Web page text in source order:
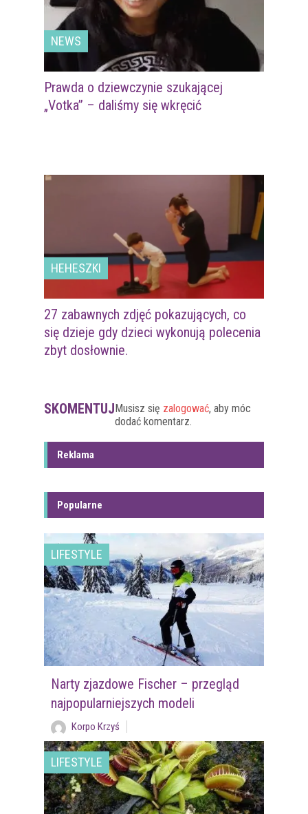
NEWS
Prawda o dziewczynie szukającej
„Votka” – daliśmy się wkręcić
HEHESZKI
27 zabawnych zdjęć pokazujących, co
się dzieje gdy dzieci wykonują polecenia
zbyt dosłownie.
SKOMENTUJMusisz się zalogować, aby móc
dodać komentarz.
Reklama
Popularne
LIFESTYLE
Narty zjazdowe Fischer – przegląd
najpopularniejszych modeli
Korpo Krzyś
LIFESTYLE